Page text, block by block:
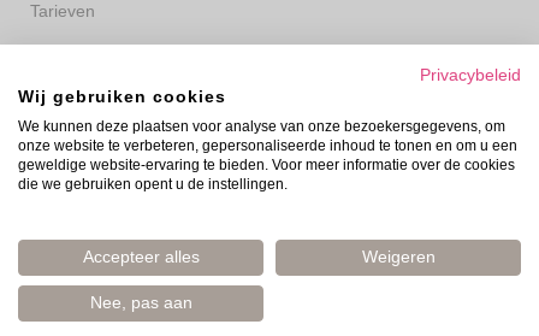
Tarieven
Privacyverklaring
Disclaimer
Privacybeleid
Wij gebruiken cookies
We kunnen deze plaatsen voor analyse van onze bezoekersgegevens, om
onze website te verbeteren, gepersonaliseerde inhoud te tonen en om u een
geweldige website-ervaring te bieden. Voor meer informatie over de cookies
die we gebruiken opent u de instellingen.
Accepteer alles Weigeren
Nee, pas aan